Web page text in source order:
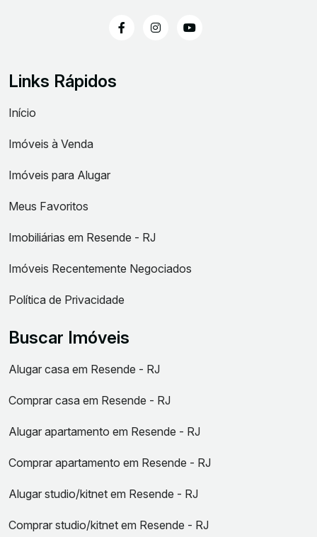
Links Rápidos
Início
Imóveis à Venda
Imóveis para Alugar
Meus Favoritos
Imobiliárias em Resende - RJ
Imóveis Recentemente Negociados
Política de Privacidade
Buscar Imóveis
Alugar casa em Resende - RJ
Comprar casa em Resende - RJ
Alugar apartamento em Resende - RJ
Comprar apartamento em Resende - RJ
Alugar studio/kitnet em Resende - RJ
Comprar studio/kitnet em Resende - RJ